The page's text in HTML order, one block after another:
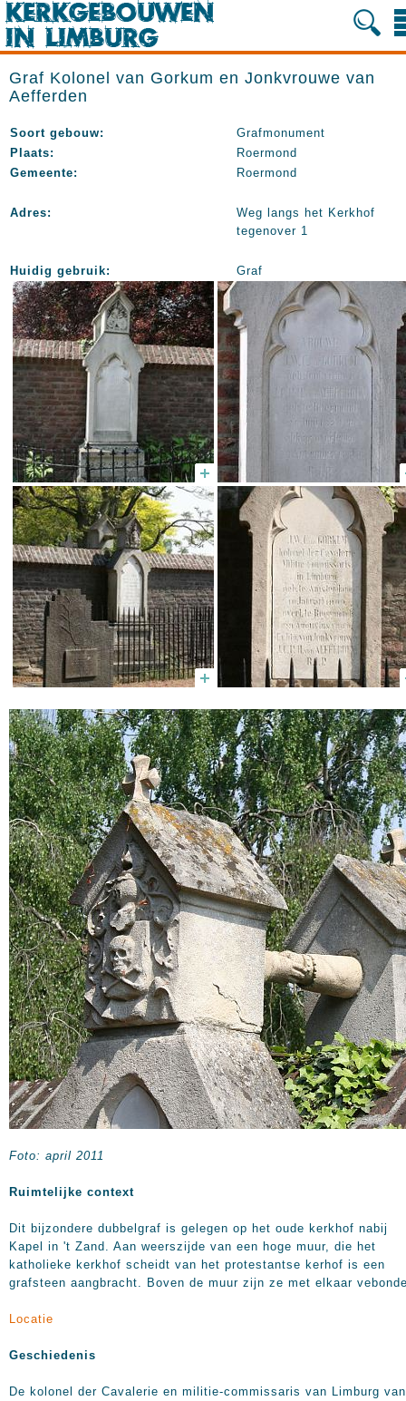
Graf Kolonel van Gorkum en Jonkvrouwe van
Aefferden
Soort gebouw:
Grafmonument
Plaats:
Roermond
Gemeente:
Roermond
Adres:
Weg langs het Kerkhof
tegenover 1
Huidig gebruik: Graf
Foto: april 2011
Ruimtelijke context
Dit bijzondere dubbelgraf is gelegen op het oude kerkhof nabij
Kapel in 't Zand. Aan weerszijde van een hoge muur, die het
katholieke kerkhof scheidt van het protestantse kerhof is een
grafsteen aangbracht. Boven de muur zijn ze met elkaar
Locatie
Geschiedenis
De kolonel der Cavalerie en militie-commissaris van Limburg van